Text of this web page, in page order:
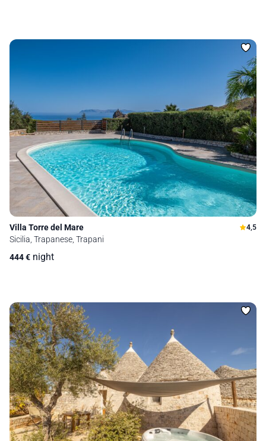
Villa Torre del Mare 4,5
Sicilia, Trapanese, Trapani
444€ night